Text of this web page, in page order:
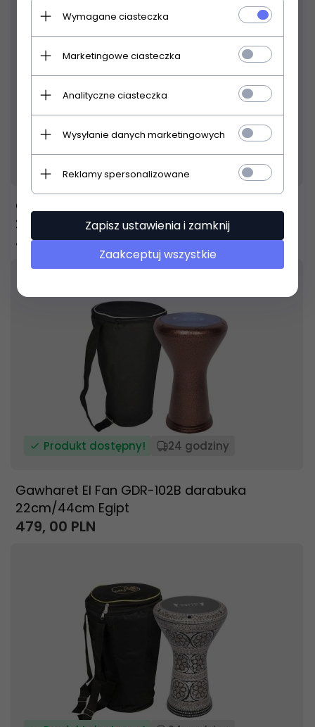
Gawharet El Fan GDR-102S doumbek
22cm/44cm Egipt
479,00PLN
Produkt dostępny! 24 godziny
Gawharet El Fan GDR-102B darabuka
22cm/44cm Egipt
479, 00 PLN
Wymagane ciasteczka
Marketingowe ciasteczka
Analityczne ciasteczka
Wysyłanie danych marketingowych
Reklamy spersonalizowane
Zapisz ustawienia i zamknij
Zaakceptuj wszystkie